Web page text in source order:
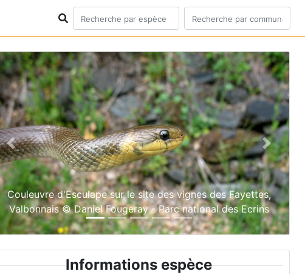
Couleuvre d'Esculape sur le site des vignes des Fayettes,
Valbonnais © Daniel Fougeray - Parc national des Ecrins
Previous Next
Informations espèce